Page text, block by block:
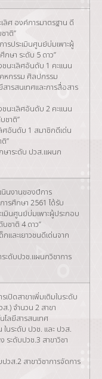
ลิศ องค์การมาตรฐาน ดี
าติ”
รประเมินศูนย์บ่มเพาะผู้
ษา ระดับ 5 ดาว”
ชนะเลิศอันดับ 1 คะแนน
หกรรม ศิลปกรรม
ารสนเทศและการสื่อสาร
ชนะเลิศอันดับ 2 คะแนน
ชาติ”
ศอันดับ 1 สมาชิกดีเด่น
”
ษาระดับ ปวส.แผนก
นินงานของปีการ
ารศึกษา 2561 ได้รับ
มินศูนย์บ่มเพาะผู้ประกอบ
ชาติ 4 ดาว”
และเยาวชนดีเด่นจาก
ดับปวช.แผนกวิชาการ
ปิดสาขาเพิ่มเติมในระดับ
.) จำนวน 2 สาขา
โลยีสารสนเทศ
นระดับ ปวช. และ ปวส.
ะดับปวช.3 สาขาวิชา
ส.2 สาขาวิชาการจัดการ